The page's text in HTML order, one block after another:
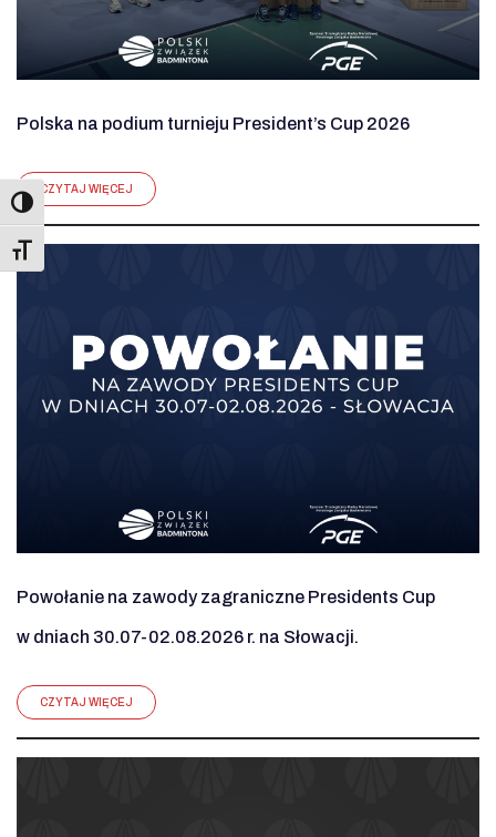
Toggle Font size
Polska na podium turnieju President’s Cup 2026
CZYTAJ WIĘCEJ
Powołanie na zawody zagraniczne Presidents Cup
w dniach 30.07-02.08.2026 r. na Słowacji.
CZYTAJ WIĘCEJ